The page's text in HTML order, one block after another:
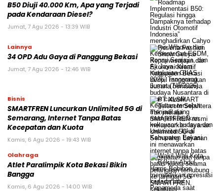
B50 Diuji 40.000 Km, Apa yang Terjadi
pada Kendaraan Diesel?
Jumat, 7 Agu 2026 - 13:39 WIB
Lainnya
34 OPD Adu Gaya di Panggung Bekasi
Jumat, 7 Agu 2026 - 12:46 WIB
Bisnis
SMARTFREN Luncurkan Unlimited 5G di
Semarang, Internet Tanpa Batas
Kecepatan dan Kuota
Kamis, 6 Agu 2026 - 19:43 WIB
Olahraga
Atlet Paralimpik Kota Bekasi Bikin
Bangga
Kamis, 6 Agu 2026 - 14:00 WIB